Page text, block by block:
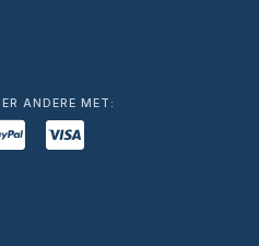
ANDERE MET: